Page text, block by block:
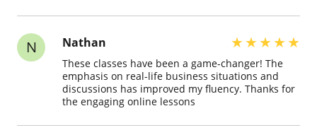
N Nathan ★★★★★
These classes have been a game-changer! The
emphasis on real-life business situations and
discussions has improved my fluency. Thanks for
the engaging online lessons